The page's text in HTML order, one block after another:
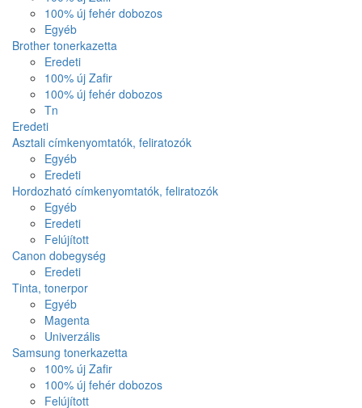
100% új fehér dobozos
Egyéb
Brother tonerkazetta
Eredeti
100% új Zafir
100% új fehér dobozos
Tn
Eredeti
Asztali címkenyomtatók, feliratozók
Egyéb
Eredeti
Hordozható címkenyomtatók, feliratozók
Egyéb
Eredeti
Felújított
Canon dobegység
Eredeti
Tinta, tonerpor
Egyéb
Magenta
Univerzális
Samsung tonerkazetta
100% új Zafir
100% új fehér dobozos
Felújított